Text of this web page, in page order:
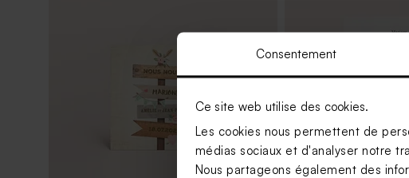
Consentement
Ce site web utilise des cookies.
Les cookies nous permettent de
médias sociaux et d'analyser notre
Nous partageons également des